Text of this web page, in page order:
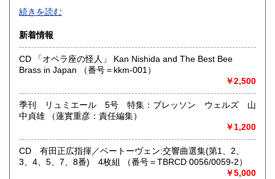
●当店では国内送料は無料です。（特記されたものを除きま
す）。
ール、定形外郵便、
ネコポス、ヤマト宅急便などでお届けしています。
但し、お客様が配送方法をご指定になる場合又は、
後払いをご希望の場合は送料の実費をお支払い頂きます。
代引きをご希望の場合は代引き手数料及び送料の実費をお
支払い下さい。
●公費ご購入を承ります。 送料は実費をご負担下さい。 お
支払いは後払いが可能です。
※当店は【インボイス制度】の適格請求書発行事業者では
ございません。
●当店では迅速な発送を心掛けています。
ご送金、ご決済の確認が出来ましたら通常24時間以内にお
続きを読む
新着情報
CD 「オペラ座の怪人」 Kan Nishida and The Best Bee
Brass in Japan （番号＝kkm-001）
￥2,500
季刊 リュミエール 5号 特集：ブレッソン ウェルズ 山
中貞雄 （蓮實重彦：責任編集）
￥1,200
CD 有田正広指揮／ベートーヴェン:交響曲選集(第1、2、
3、4、5、7、8番) 4枚組 （番号＝TBRCD 0056/0059-2）
￥5,000